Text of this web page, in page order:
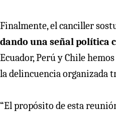
Finalmente, el canciller
dando una señal política
Ecuador, Perú y Chile
la delincuencia organizada
“El propósito de esta